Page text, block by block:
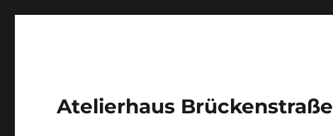
Atelierhaus Brückenstraße